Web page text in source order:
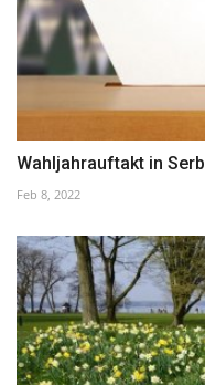
Wahljahrauftakt in
Feb 8, 2022